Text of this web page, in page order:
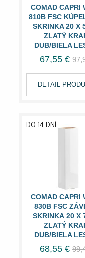
COMAD CAPRI
810B FSC
SKRINKA 20 X
ZLATÝ
DUB/BIELA
67,55 €
DETAIL
COMAD CAPRI
830B FSC
SKRINKA 20 X
ZLATÝ
DUB/BIELA
DO 14 DNÍ
68,55 €